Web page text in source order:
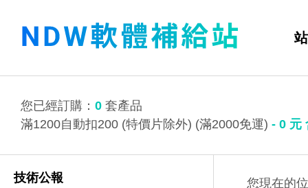
您已經訂購： 0 套產品
滿1200自動扣200 (特價片除外) (滿2000免運) - 0 元
技術公報